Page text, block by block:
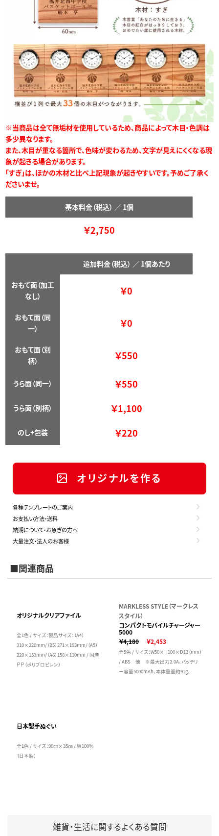
※当商品は全て無垢材を使用しているため、商品によって木目・色調は
多少異なります。
また、木目が重なる箇所で、色味が変わるため、文字が見えにくくなる現
象が起きる場合があります。
「すぎ」は、ほかの木材と比べ上記現象が起きやすいです。予めご了承く
ださいませ。
基本料金（税込） ／ 1個
￥2,750
追加料金（税込） ／ 1個あたり
おもて面（加工
なし）
￥0
おもて面（同
一）
￥0
おもて面（別
柄）
￥550
うら面（同一） ￥550
うら面（別柄） ￥1,100
のし+包装 ￥220
オリジナルを作る
各種テンプレートのご案内
お支払い方法・送料
納期について・お急ぎの方へ
大量注文・法人のお客様
■関連商品
オリジナルクリアファイル
全1色 / サイズ：製品サイズ：（A4）
310×220mm/（B5）271×193mm/（A5）
220×153mm/（A6）158×110mm / 国産
ＰＰ（ポリプロピレン）
MARKLESS STYLE（マークレス
スタイル）
コンパクトモバイルチャージャー
5000
￥4,180
￥2,453
全5色 / サイズ：W50×H100×D13（mm）
/ ABS 他 ※最大出力2.0A、バッテリ
ー容量5000mAh、本体重量約91g、
日本製手ぬぐい
全1色 / サイズ：90㎝×35㎝ / 綿100％
（日本製）
雑貨・生活に関するよくある質問